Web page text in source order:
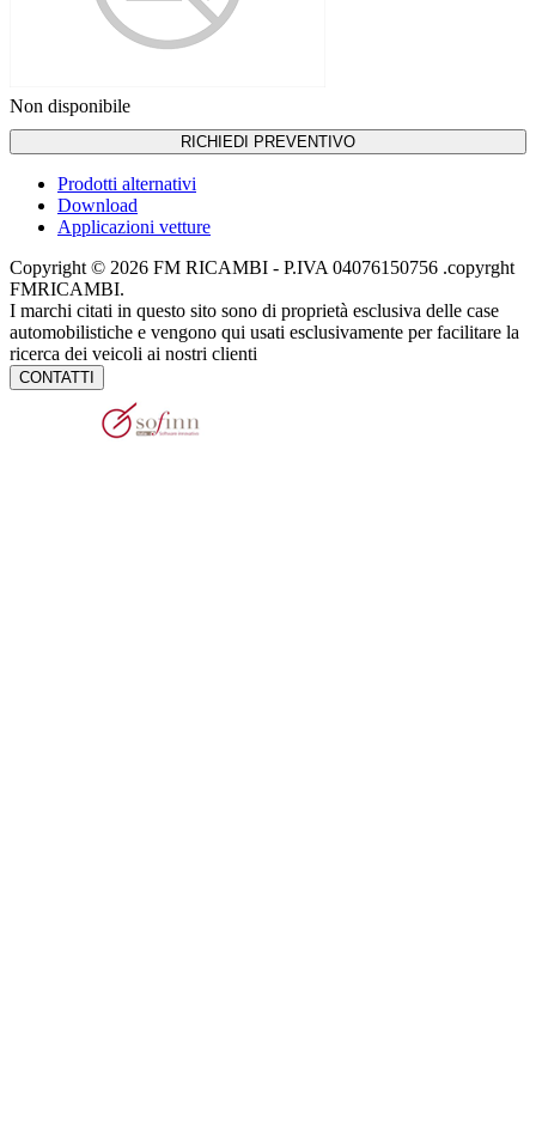
Non disponibile
RICHIEDI PREVENTIVO
Prodotti alternativi
Download
Applicazioni vetture
Copyright © 2026 FM RICAMBI - P.IVA 04076150756 .copyrght
FMRICAMBI.
I marchi citati in questo sito sono di proprietà esclusiva delle case
automobilistiche e vengono qui usati esclusivamente per facilitare la
ricerca dei veicoli ai nostri clienti
CONTATTI